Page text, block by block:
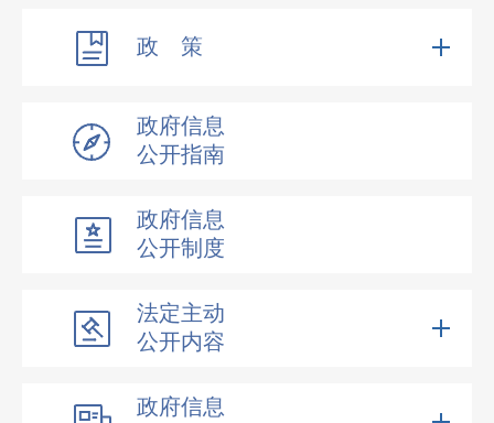
政 策
政府信息
公开指南
政府信息
公开制度
法定主动
公开内容
政府信息